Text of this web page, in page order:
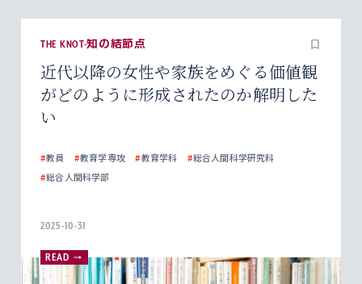
THE KNOT-知の結節点
近代以降の女性や家族をめぐる価値観
がどのように形成されたのか解明した
い
#教員 #教育学専攻 #教育学科 #総合人間科学研究科
#総合人間科学部
2025-10-31
READ